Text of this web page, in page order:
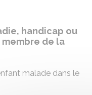
handicap ou
de la
malade dans le